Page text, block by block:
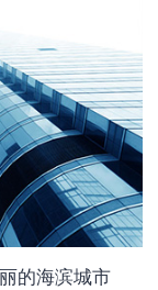
的海滨城市